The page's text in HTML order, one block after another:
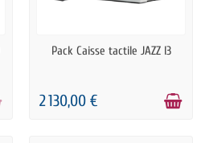
PRÉCOMMANDE
Pack Caisse tactile JAZZ I3
2 130,00 €